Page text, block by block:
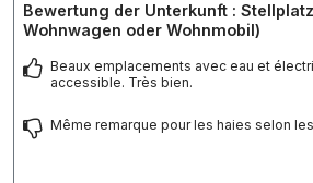
Bewertung der Unterkunft :
Wohnwagen oder Wohnmobil)
Beaux emplacements avec eau et
accessible. Très bien.
Même remarque pour les haies selon